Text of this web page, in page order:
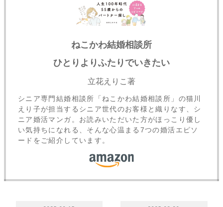
ねこかわ結婚相談所
ひとりよりふたりでいきたい
立花えりこ著
シニア専門結婚相談所「ねこかわ結婚相談所」の猫川
えり子が担当するシニア世代のお客様と織りなす、シ
ニア婚活マンガ。お読みいただいた方がほっこり優し
い気持ちになれる、そんな心温まる7つの婚活エピソ
ードをご紹介しています。